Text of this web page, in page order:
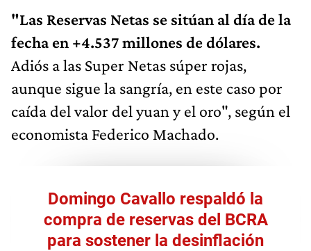
"Las Reservas Netas se sitúan al día de la
fecha en +4.537 millones de dólares.
Adiós a las Super Netas súper rojas,
aunque sigue la sangría, en este caso por
caída del valor del yuan y el oro", según el
economista Federico Machado.
Domingo Cavallo respaldó la
compra de reservas del BCRA
para sostener la desinflación